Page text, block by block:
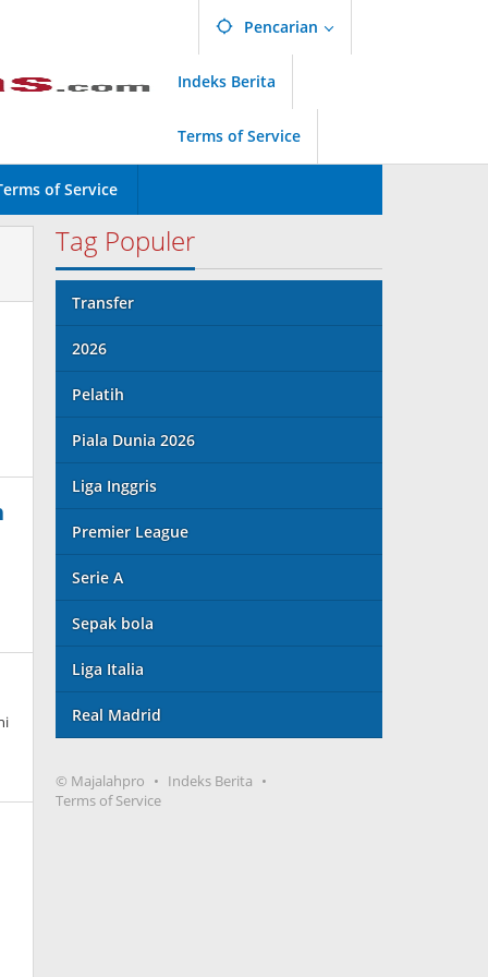
Pencarian
Indeks Berita
Terms of Service
of Service
Tag Populer
Transfer
2026
Pelatih
Piala Dunia 2026
Liga Inggris
Premier League
Serie A
Sepak bola
Liga Italia
Real Madrid
© Majalahpro
Indeks Berita
Terms of Service